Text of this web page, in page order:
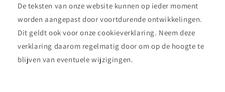
De teksten van onze website kunnen op ieder moment
worden aangepast door voortdurende ontwikkelingen.
Dit geldt ook voor onze cookieverklaring. Neem deze
verklaring daarom regelmatig door om op de hoogte te
blijven van eventuele wijzigingen.